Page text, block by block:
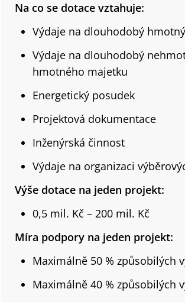
Na co se dotace vztahuje:
Výdaje na dlouhodobý
Výdaje na dlouhodobý
hmotného majetku
Energetický posudek
Projektová dokumentace
Inženýrská činnost
Výdaje na organizaci
Výše dotace na jeden projekt:
0,5 mil. Kč – 200 mil. Kč
Míra podpory na jeden projekt:
Maximálně 50 % způsobilých
Maximálně 40 % způsobilých